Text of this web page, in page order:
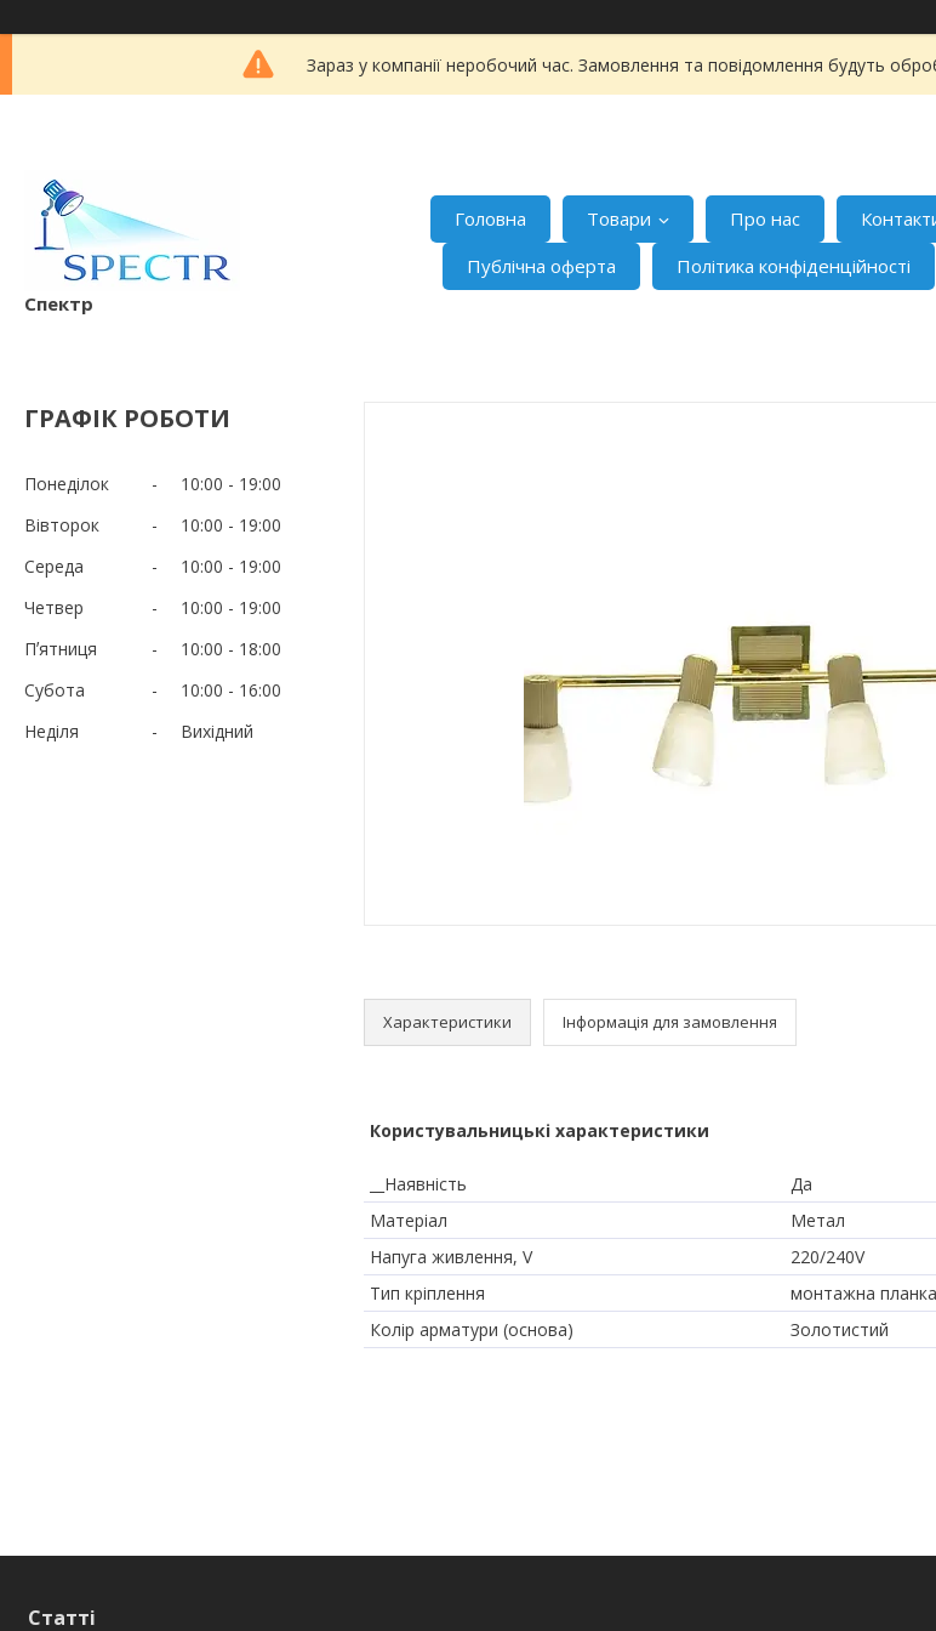
Зараз у компанії неробочий час. Замовлення та повідомлення будуть
Спектр
Головна Товари Про нас
Публічна оферта
Політика конфіденційності
ГРАФІК РОБОТИ
Понеділок 10:00
19:00
Вівторок
10:00
19:00
Середа
10:00
19:00
Четвер
10:00
19:00
Пʼятниця
10:00
18:00
Субота
10:00
16:00
Неділя
Вихідний
Характеристики Інформація для замовлення
Користувальницькі характеристики
__Наявність
Да
Матеріал
Метал
Напуга живлення, V
220/240V
Тип кріплення
монтажна планка
Колір арматури (основа)
Золотистий
Статті